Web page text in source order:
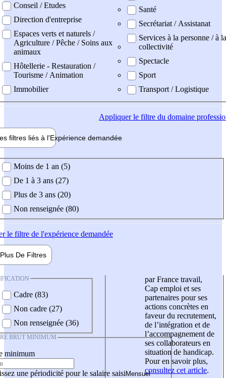
Conseil / Etudes
Direction d'entreprise
Espaces verts et naturels /
Agriculture / Pêche / Soins aux
animaux
Hôtellerie - Restauration /
Tourisme / Animation
Immobilier
Santé
Secrétariat / Assistanat
Services à la personne / à la
collectivité
Spectacle
Sport
Transport / Logistique
Appliquerle filtre du domaine
filtres liés à l'Expérience demandée
demandée
Moins de 1 an (5)
De 1 à 3 ans (27)
Plus de 3 ans (20)
Non renseignée (80)
le filtre de l'expérience demandée
Plus De Filtres
Cadre (83)
Non cadre (27)
Non renseignée (36)
BRUT MINIMUM
minimum
une périodicité pour le salaire saisi
par France travail,
Cap emploi et ses
partenaires pour ses
actions concrètes en
faveur du recrutement,
de l’intégration et de
l’accompagnement de
ses collaborateurs en
situation de handicap.
Pour en savoir plus,
consultez cet article.